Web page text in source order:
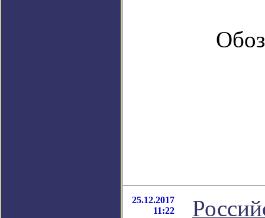
25.12.2017
11:22